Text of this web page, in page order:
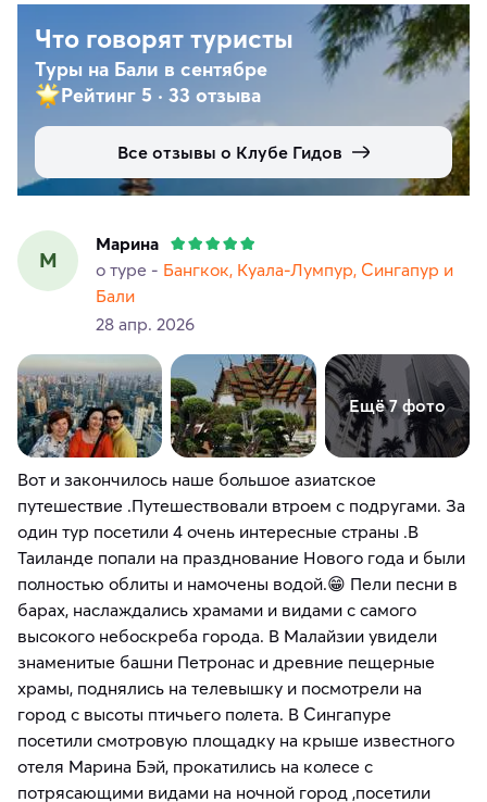
Что говорят туристы
Туры на Бали в сентябре
Рейтинг 5 · 33 отзыва
Все отзывы о Клубе Гидов
М
Марина
о туре - Бангкок, Куала-Лумпур, Сингапур и
Бали
28 апр. 2026
Ещё 7 фото
Вот и закончилось наше большое азиатское
путешествие .Путешествовали втроем с подругами. За
один тур посетили 4 очень интересные страны .В
Таиланде попали на празднование Нового года и были
полностью облиты и намочены водой.😁 Пели песни в
барах, наслаждались храмами и видами с самого
высокого небоскреба города. В Малайзии увидели
знаменитые башни Петронас и древние пещерные
храмы, поднялись на телевышку и посмотрели на
город с высоты птичьего полета. В Сингапуре
посетили смотровую площадку на крыше известного
отеля Марина Бэй, прокатились на колесе с
потрясающими видами на ночной город ,посетили